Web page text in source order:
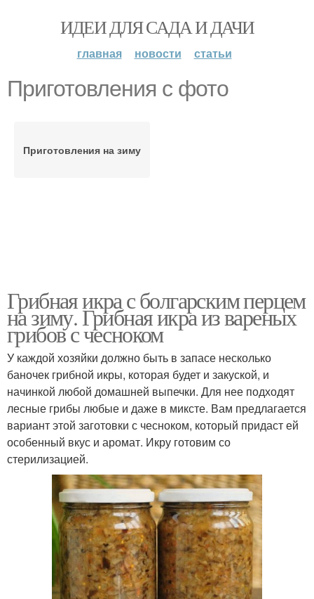
ИДЕИ ДЛЯ САДА И ДАЧИ
главная новости статьи
Приготовления с фото
Приготовления на зиму
Грибная икра с болгарским перцем
на зиму. Грибная икра из вареных
грибов с чесноком
У каждой хозяйки должно быть в запасе несколько
баночек грибной икры, которая будет и закуской, и
начинкой любой домашней выпечки. Для нее подходят
лесные грибы любые и даже в миксте. Вам предлагается
вариант этой заготовки с чесноком, который придаст ей
особенный вкус и аромат. Икру готовим со
стерилизацией.